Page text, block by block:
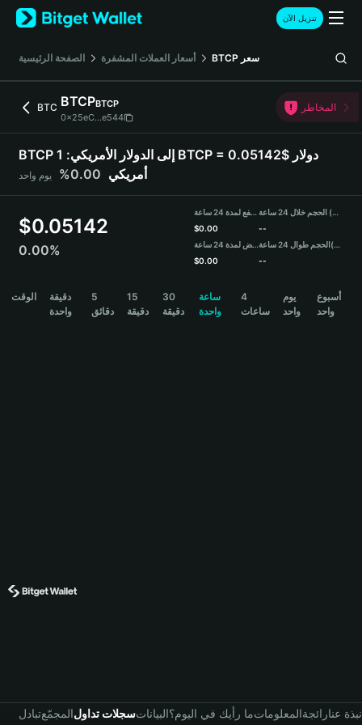
English
日本語
Русский
Español (Latinoamérica)
Türkçe
Deutsch
简体中文
Português (Portugal)
Bahasa Indonesia
বাংলা
تنزيل الآن
الصفحة الرئيسية أسعار العملات المشفرة BTCP سعر
BTC BTCPBTCP
0x25eC...e544
المخاطر
BTCP إلى الدولار الأمريكي: 1 BTCP = 0.05142$ دولار
أمريكي 0.00% يوم واحد
$0.05142
0.00%
مرتفع لمدة 24 ساعة
$0.00
منخفض لمدة 24 ساعة
$0.00
الحجم خلال 24 ساعة (BTCP)
--
الحجم طوال 24 ساعة(USDT)
--
الوقت
دقيقة
واحدة
5
دقائق
15
دقيقة
30
دقيقة
ساعة
واحدة
4
ساعات
يوم
واحد
أسبوع
واحد
تبادلالمجمّعسجلات تداولالبياناتما رأيك في اليوم؟المعلوماترائجةنبذة عنا